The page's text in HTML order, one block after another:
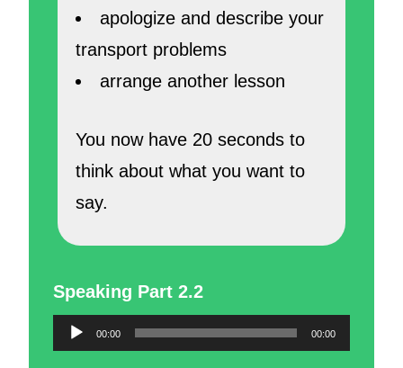
apologize and describe your
transport problems
arrange another lesson
You now have 20 seconds to
think about what you want to
say.
Speaking Part 2.2
Reproductor
de
00:00 00:00